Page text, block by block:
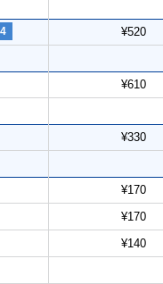
4 ¥520
¥610
¥330
¥170
¥170
¥140